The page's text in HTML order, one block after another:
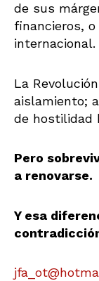
de sus
financieros,
internacional.
La
aislamiento;
de hostilidad
Pero
a renovarse.
Y esa